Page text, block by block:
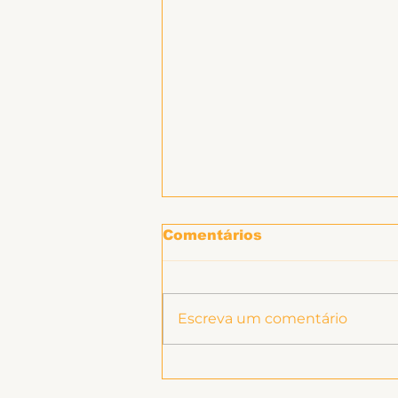
Comentários
Escreva um comentário